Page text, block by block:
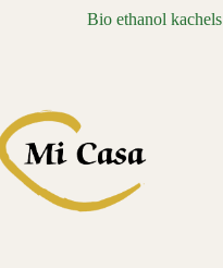
Bio ethanol kachels